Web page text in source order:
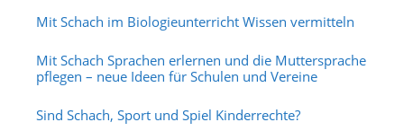
Mit Schach im Biologieunterricht Wissen vermitteln
Mit Schach Sprachen erlernen und die Muttersprache
pflegen – neue Ideen für Schulen und Vereine
Sind Schach, Sport und Spiel Kinderrechte?